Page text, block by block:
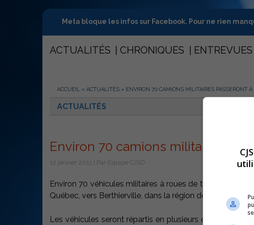
Meta bloque les infos sur Facebook. Pour ne rien
ACTUALITÉS CHRONIQUES ENTREVUES
ACCUEIL » ACTUALITÉS » ENVIRON 70 CAMIONS MILITAIRES PASSERONT
ACTUALITÉS
Environ 70 camions militaires
12 janvier 2011 | Par Équipe CJSO
Environ 70 véhicules militaires à roues de toutes sortes
Québec, vers Berthierville, dans la région de Lanaudière,
Les véhicules seront répartis en plusieurs convois